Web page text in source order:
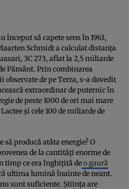
început să capete sens în 1963,
Schmidt a calculat distanța
3C 273, aflat la 2,5 miliarde
Pământ. Prin combinarea
de pe Terra, s-a dovedit
extraordinar de puternic în
de peste 1000 de ori mai mare
și cele 100 de miliarde de
să producă atâta energie? O
de la cantități enorme de
timp ce era înghițită deo gaură
ultima lumină înainte de neant.
sunt suficiente. Știința are